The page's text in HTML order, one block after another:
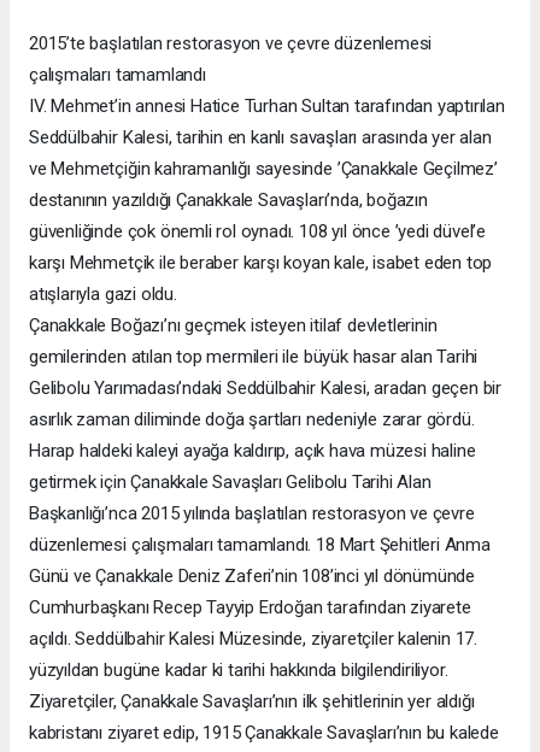
2015’te başlatılan restorasyon ve çevre düzenlemesi
çalışmaları tamamlandı
IV. Mehmet’in annesi Hatice Turhan Sultan tarafından yaptırılan
Seddülbahir Kalesi, tarihin en kanlı savaşları arasında yer alan
ve Mehmetçiğin kahramanlığı sayesinde ’Çanakkale Geçilmez’
destanının yazıldığı Çanakkale Savaşları’nda, boğazın
güvenliğinde çok önemli rol oynadı. 108 yıl önce ’yedi düvel’e
karşı Mehmetçik ile beraber karşı koyan kale, isabet eden top
atışlarıyla gazi oldu.
Çanakkale Boğazı’nı geçmek isteyen itilaf devletlerinin
gemilerinden atılan top mermileri ile büyük hasar alan Tarihi
Gelibolu Yarımadası’ndaki Seddülbahir Kalesi, aradan geçen bir
asırlık zaman diliminde doğa şartları nedeniyle zarar gördü.
Harap haldeki kaleyi ayağa kaldırıp, açık hava müzesi haline
getirmek için Çanakkale Savaşları Gelibolu Tarihi Alan
Başkanlığı’nca 2015 yılında başlatılan restorasyon ve çevre
düzenlemesi çalışmaları tamamlandı. 18 Mart Şehitleri Anma
Günü ve Çanakkale Deniz Zaferi’nin 108’inci yıl dönümünde
Cumhurbaşkanı Recep Tayyip Erdoğan tarafından ziyarete
açıldı. Seddülbahir Kalesi Müzesinde, ziyaretçiler kalenin 17.
yüzyıldan bugüne kadar ki tarihi hakkında bilgilendiriliyor.
Ziyaretçiler, Çanakkale Savaşları’nın ilk şehitlerinin yer aldığı
kabristanı ziyaret edip, 1915 Çanakkale Savaşları’nın bu kalede